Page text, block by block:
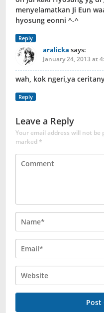
menyelamatkan Ji Eun
hyosung eonni ^-^
Reply
aralicka says:
January 24, 2013 at
wah, kok ngeri,ya
Reply
Leave a Reply
Your email address will not be
marked*